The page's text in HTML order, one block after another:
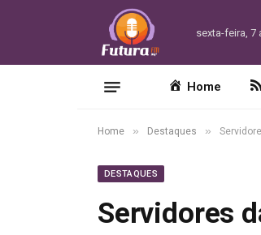
sexta-feira, 7
Home
Home » Destaques »
DESTAQUES
Servidores